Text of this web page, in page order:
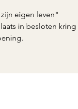
eigen leven"
in besloten